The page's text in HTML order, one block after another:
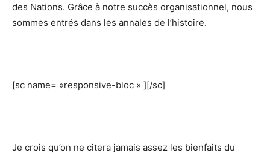
des Nations. Grâce à notre succès organisationnel, nous
sommes entrés dans les annales de l’histoire.
[sc name= »responsive-bloc » ][/sc]
Je crois qu’on ne citera jamais assez les bienfaits du